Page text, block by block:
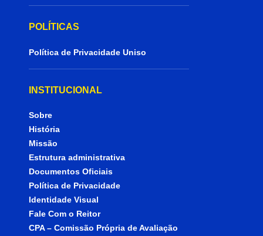
POLÍTICAS
Política de Privacidade Uniso
INSTITUCIONAL
Sobre
História
Missão
Estrutura administrativa
Documentos Oficiais
Política de Privacidade
Identidade Visual
Fale Com o Reitor
CPA – Comissão Própria de Avaliação